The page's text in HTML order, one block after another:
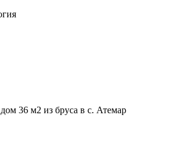
36 м2 из бруса в с. Атемар